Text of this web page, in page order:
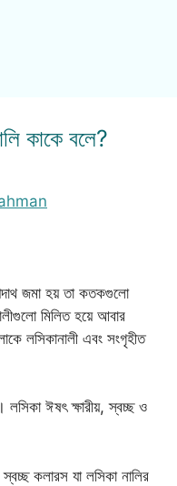
কাকে বলে?
জমা হয় তা কতকগুলো
মিলিত হয়ে আবার
লসিকানালী এবং সংগৃহীত
লসিকা ঈষৎ ক্ষারীয়, স্বচ্ছ ও
স্বচ্ছ কলারস যা লসিকা নালির